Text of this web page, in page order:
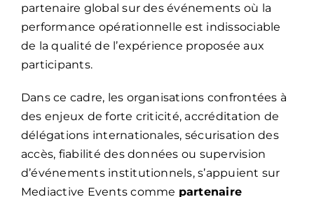
partenaire global sur des événements où la
performance opérationnelle est indissociable
de la qualité de l’expérience proposée aux
participants.
Dans ce cadre, les organisations confrontées à
des enjeux de forte criticité, accréditation de
délégations internationales, sécurisation des
accès, fiabilité des données ou supervision
d’événements institutionnels, s’appuient sur
Mediactive Events comme partenaire